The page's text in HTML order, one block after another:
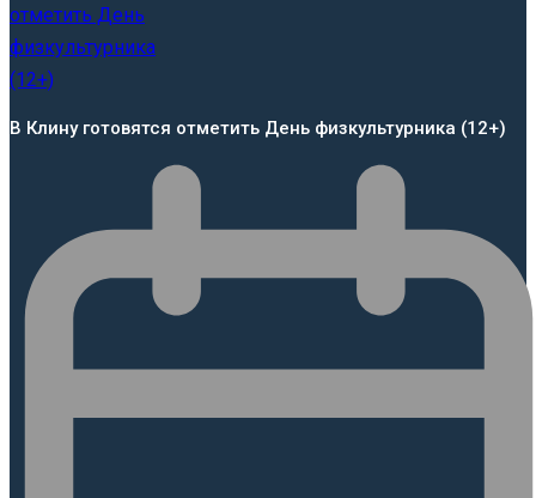
В Клину готовятся отметить День физкультурника (12+)